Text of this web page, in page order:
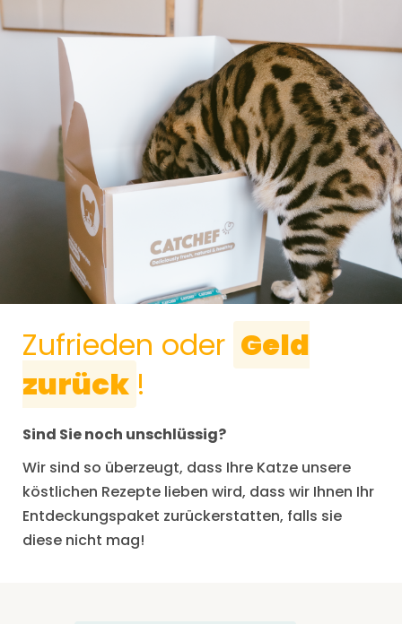
Zufrieden oder Geld
zurück !
Sind Sie noch unschlüssig?
Wir sind so überzeugt, dass Ihre Katze unsere
köstlichen Rezepte lieben wird, dass wir Ihnen Ihr
Entdeckungspaket zurückerstatten, falls sie
diese nicht mag!